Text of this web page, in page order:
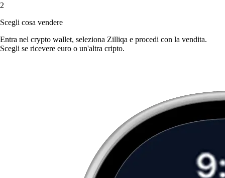
2
Scegli cosa vendere
Entra nel crypto wallet, seleziona Zilliqa e procedi con la vendita.
Scegli se ricevere euro o un'altra cripto.